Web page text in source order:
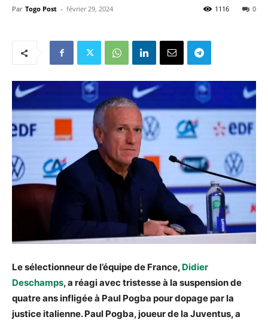
Par Togo Post - février 29, 2024 0
1116
Le sélectionneur de l’équipe de France, Didier
Deschamps, a réagi avec tristesse à la suspension de
quatre ans infligée à Paul Pogba pour dopage par la
justice italienne. Paul Pogba, joueur de la Juventus, a